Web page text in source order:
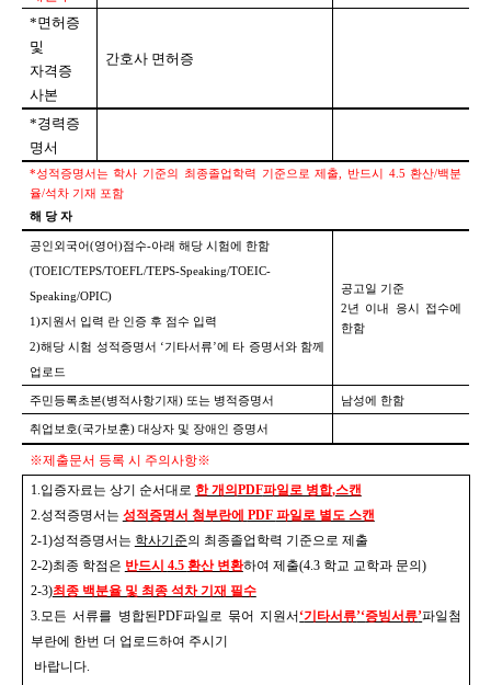
*면허증
및
자격증
사본
간호사 면허증
*경력증
명서
*성적증명서는 학사 기준의 최종졸업학력 기준으로 제출, 반드시 4.5환산/백분
율/석차 기재 포함
해 당 자
공인외국어(영어 )점수-아래 해당 시험에 한함
(TOEIC/TEPS/TOEFL/TEPS-Speaking/TOEIC-
Speaking/OPIC)
1)지원서 입력 란 인증 후 점수 입력
2)해당 시험 성적증명서 ‘기타서류’에 타 증명서와 함께
업로드
공고일 기준
2년 이내 응시 접수에
한함
주민등록초본(병적사항기재 ) 또는 병적증명서 남성에 한함
취업보호(국가보훈) 대상자 및 장애인 증명서
※제출문서 등록 시 주의사항※
1.입증자료는 상기 순서대로 한 개의 PDF파일로 병합,스캔
2.성적증명서는 성적증명서 첨부란에 PDF 파일로 별도 스캔
2-1)성적증명서는 학사기준의 최종졸업학력 기준으로 제출
2-2)최종 학점은 반드시 4.5 환산 변환하여 제출(4.3 학교 교학과 문의 )
2-3)최종 백분율 및 최종 석차 기재 필수
3.모든 서류를 병합된PDF파일로 묶어 지원서 ‘기타서류’‘증빙서류’파일첨
부란에 한번 더 업로드하여 주시기
바랍니다.